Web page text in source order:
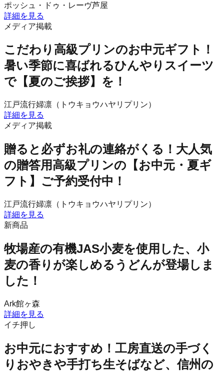
ポッシュ・ドゥ・レーヴ芦屋
詳細を見る
メディア掲載
こだわり高級プリンのお中元ギフト！
暑い季節に喜ばれるひんやりスイーツ
で【夏のご挨拶】を！
江戸流行婦凛（トウキョウハヤリプリン）
詳細を見る
メディア掲載
贈ると必ずお礼の連絡がくる！大人気
の贈答用高級プリンの【お中元・夏ギ
フト】ご予約受付中！
江戸流行婦凛（トウキョウハヤリプリン）
詳細を見る
新商品
牧場産の有機JAS小麦を使用した、小
麦の香りが楽しめるうどんが登場しま
した！
Ark館ヶ森
詳細を見る
イチ押し
お中元におすすめ！工房直送の手づく
りおやきや手打ち生そばなど、信州の